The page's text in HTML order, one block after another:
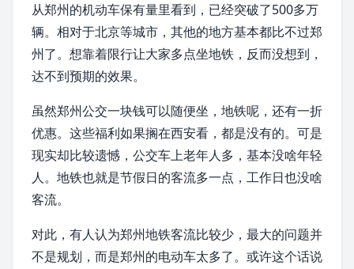
从郑州的机动车保有量里看到，已经突破了500多万
辆。相对于北京等城市，其他的地方基本都比不过郑
州了。想靠着限行让大家多点坐地铁，反而没想到，
达不到预期的效果。
虽然郑州公交一块钱可以随便坐，地铁呢，还有一折
优惠。这些福利如果搁在西安看，都是没有的。可是
现实却比较遗憾，公交车上老年人多，基本没啥年轻
人。地铁也就是节假日的客流多一点，工作日也没啥
客流。
对此，有人认为郑州地铁客流比较少，最大的问题并
不是规划，而是郑州的电动车太多了。或许这个话说